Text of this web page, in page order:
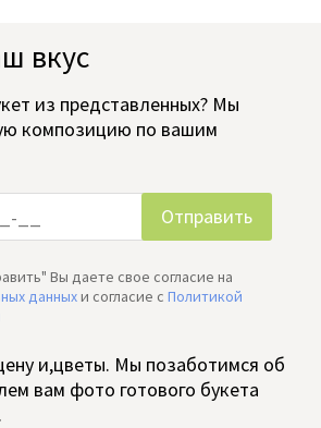
вкус
из представленных? Мы
композицию по вашим
Вы даете свое согласие на
данныхи согласие c Политикой
и,цветы. Мы позаботимся об
вам фото готового букета